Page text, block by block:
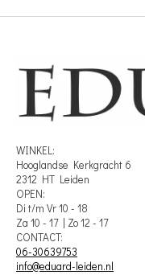
WINKEL:
Hooglandse Kerkgracht 6
2312 HT Leiden
OPEN:
Di t/m Vr 10 - 18
Za 10 - 17 | Zo 12 - 17
CONTACT:
06-30639753
info@eduard-leiden.nl